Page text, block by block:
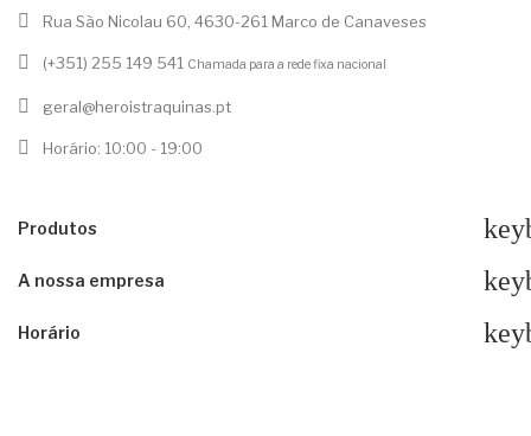
Rua São Nicolau 60, 4630-261 Marco de Canaveses
(+351) 255 149 541 Chamada para a rede fixa nacional
geral@heroistraquinas.pt
Horário: 10:00 - 19:00
Produtos
A nossa empresa
Horário